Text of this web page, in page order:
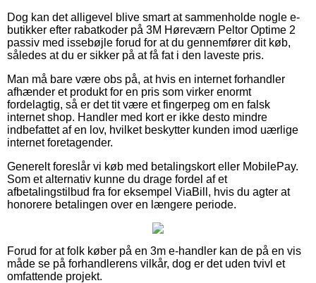
Dog kan det alligevel blive smart at sammenholde nogle e-
butikker efter rabatkoder på 3M Høreværn Peltor Optime 2
passiv med issebøjle forud for at du gennemfører dit køb,
således at du er sikker på at få fat i den laveste pris.
Man må bare være obs på, at hvis en internet forhandler
afhænder et produkt for en pris som virker enormt
fordelagtig, så er det tit være et fingerpeg om en falsk
internet shop. Handler med kort er ikke desto mindre
indbefattet af en lov, hvilket beskytter kunden imod uærlige
internet foretagender.
Generelt foreslår vi køb med betalingskort eller MobilePay.
Som et alternativ kunne du drage fordel af et
afbetalingstilbud fra for eksempel ViaBill, hvis du agter at
honorere betalingen over en længere periode.
Forud for at folk køber på en 3m e-handler kan de på en vis
måde se på forhandlerens vilkår, dog er det uden tvivl et
omfattende projekt.